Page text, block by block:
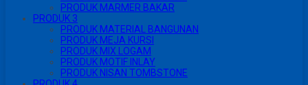
PRODUK MARMER BAKAR
PRODUK 3
PRODUK MATERIAL BANGUNAN
PRODUK MEJA KURSI
PRODUK MIX LOGAM
PRODUK MOTIF INLAY
PRODUK NISAN TOMBSTONE